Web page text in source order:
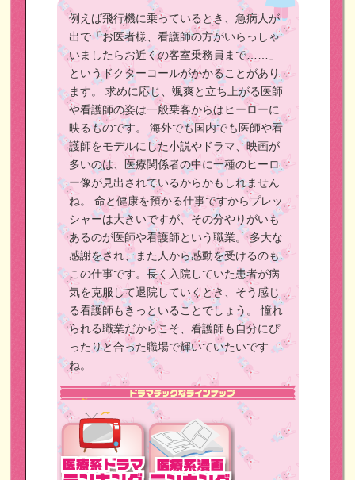
例えば飛行機に乗っているとき、急病人が
出で「お医者様、看護師の方がいらっしゃ
いましたらお近くの客室乗務員まで……」
というドクターコールがかかることがあり
ます。
求めに応じ、颯爽と立ち上がる医師
や看護師の姿は一般乗客からはヒーローに
映るものです。
海外でも国内でも医師や看
護師をモデルにした小説やドラマ、映画が
多いのは、医療関係者の中に一種のヒーロ
ー像が見出されているからかもしれません
ね。
命と健康を預かる仕事ですからプレッ
シャーは大きいですが、その分やりがいも
あるのが医師や看護師という職業。多大な
感謝をされ、また人から感動を受けるのも
この仕事です。長く入院していた患者が病
気を克服して退院していくとき、そう感じ
る看護師もきっといることでしょう。
憧れ
られる職業だからこそ、看護師も自分にぴ
ったりと合った職場で輝いていたいです
ね。